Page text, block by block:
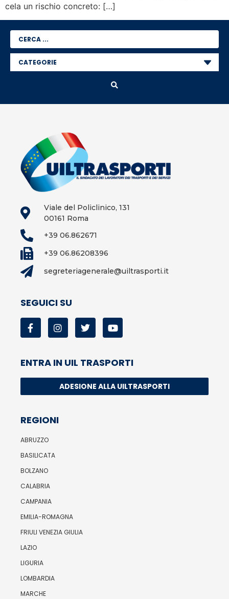
cela un rischio concreto: […]
Viale del Policlinico, 131
00161 Roma
+39 06.862671
+39 06.86208396
segreteriagenerale@uiltrasporti.it
SEGUICI SU
ENTRA IN UIL TRASPORTI
ADESIONE ALLA UILTRASPORTI
REGIONI
ABRUZZO
BASILICATA
BOLZANO
CALABRIA
CAMPANIA
EMILIA-ROMAGNA
FRIULI VENEZIA GIULIA
LAZIO
LIGURIA
LOMBARDIA
MARCHE